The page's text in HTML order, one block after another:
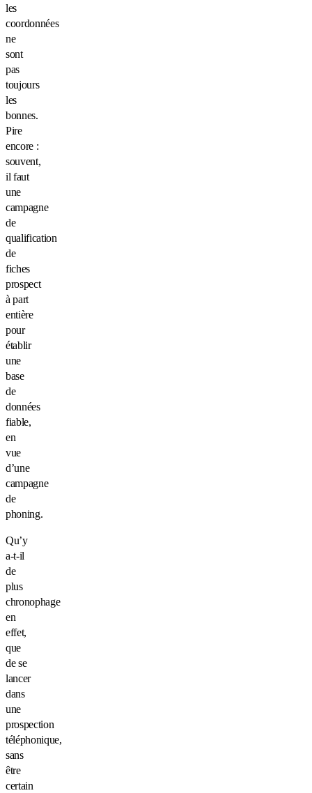
les
coordonnées
ne
sont
pas
toujours
les
bonnes.
Pire
encore :
souvent,
il faut
une
campagne
de
qualification
de
fiches
prospect
à part
entière
pour
établir
une
base
de
données
fiable,
en
vue
d’une
campagne
de
phoning.
Qu’y
a-t-il
de
plus
chronophage
en
effet,
que
de se
lancer
dans
une
prospection
téléphonique,
sans
être
certain